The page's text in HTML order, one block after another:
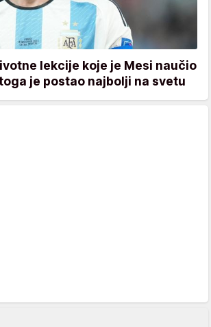
lekcije koje je Mesi naučio
je postao najbolji na svetu